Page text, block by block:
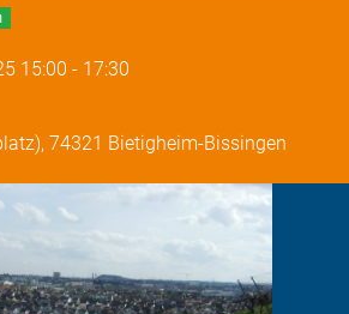
15:00 - 17:30
74321 Bietigheim-Bissingen